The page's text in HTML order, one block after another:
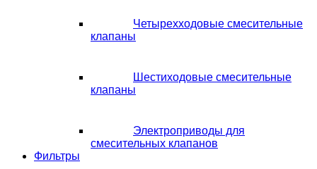
Четырехходовые смесительные
клапаны
Шестиходовые смесительные
клапаны
Электроприводы для
смесительных клапанов
Фильтры